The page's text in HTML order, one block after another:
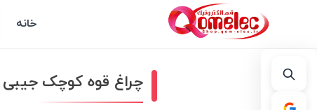
خانه
چراغ قوه کوچک جیبی LED جاکلیدی